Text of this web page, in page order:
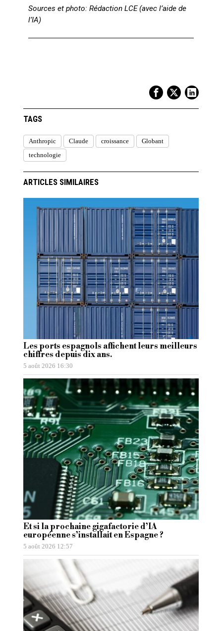
Sources et photo: Rédaction LCE (avec l’aide de
l’IA)
TAGS
Anthropic Claude croissance
Globant
technologie
ARTICLES SIMILAIRES
Les ports espagnols affichent leurs meilleurs
chiffres depuis dix ans.
5 août 2026 16:30
Et si la prochaine gigafactorie d’IA
européenne s’installait en Espagne ?
5 août 2026 12:57